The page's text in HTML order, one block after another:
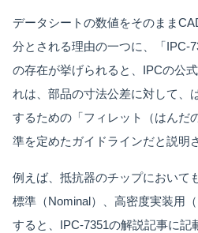
データシートの数値をそのまま
分とされる理由の一つに、「IPC-
の存在が挙げられると、IPCの公
れは、部品の寸法公差に対して、
するための「フィレット（はんだ
準を定めたガイドラインだと説明
例えば、抵抗器のチップにおいて
標準（Nominal）、高密度実装用
すると、IPC-7351の解説記事に記